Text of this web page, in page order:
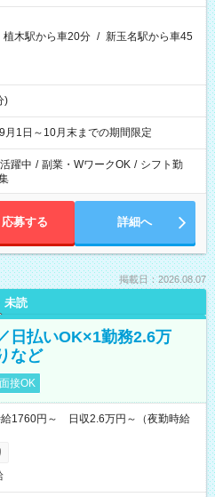
植木駅から車20分 / 新玉名駅から車45
)
月1日～10月末までの期間限定
躍中 / 副業・WワークOK / シフト勤
応募する 詳細へ
掲載日：2026.08.07
未読
日払いOK×1勤務2.6万
など
接OK
1760円～ 日収2.6万円～（夜勤時給